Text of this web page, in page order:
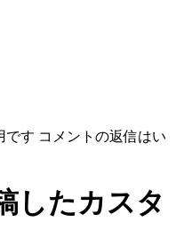
です コメントの返信はい
したカスタ